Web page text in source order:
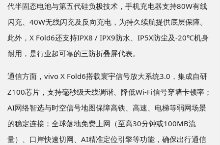
代半固态电池与第五代硅负极技术，手机充电器支持80W有线
闪充、40W无线闪充及反向充电，为持久续航提供底层保障。
此外，X Fold6还支持IPX8 / IPX9防水、IP5X防尘及-20℃机身
耐用，是行业超可靠的三防折叠屏代表。
通信方面，vivo X Fold6搭载寰宇信号放大系统3.0，集成自研
Z100芯片，支持毫秒级天线调谐、降低Wi-Fi信号穿墙卡顿率；
AI网络智选与时空信号地图保障高铁、高速、电梯等弱网场景
的稳定连接；全球落地免费上网（至高30分钟或100MB流
量）、口岸快速切网、AI精准定位引擎等功能，确保出行通信